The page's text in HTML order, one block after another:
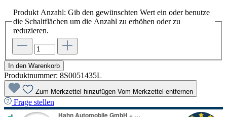
Produkt Anzahl: Gib den gewünschten Wert ein oder benutze
die Schaltflächen um die Anzahl zu erhöhen oder zu
reduzieren.
In den Warenkorb
Produktnummer: 8S0051435L
Zum Merkzettel hinzufügen Vom Merkzettel entfernen
Frage stellen